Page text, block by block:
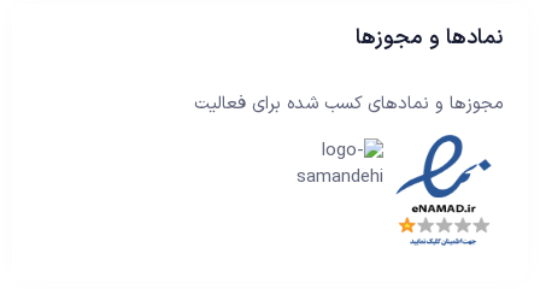
نمادها و مجوزها
مجوزها و نمادهای کسب شده برای فعالیت